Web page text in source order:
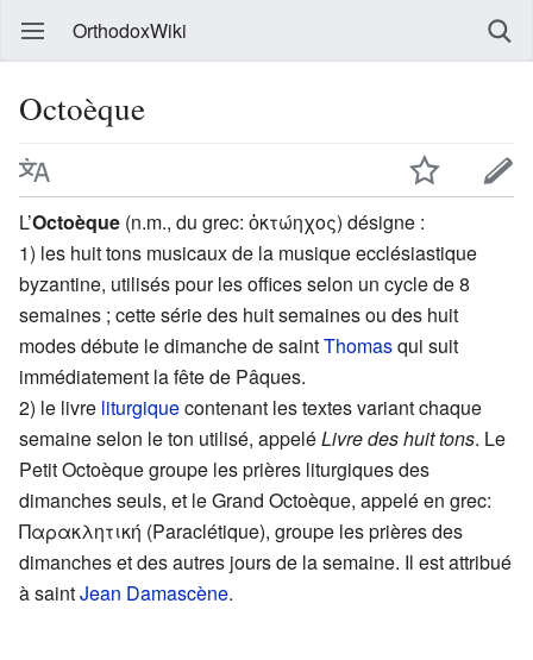
OrthodoxWiki
Octoèque
L’Octoèque (n.m., du grec: ὀκτώηχος) désigne :
1) les huit tons musicaux de la musique ecclésiastique
byzantine, utilisés pour les offices selon un cycle de 8
semaines ; cette série des huit semaines ou des huit
modes débute le dimanche de saintThomasqui suit
immédiatement la fête de Pâques.
2) le livre liturgiquecontenant les textes variant chaque
semaine selon le ton utilisé, appeléLivre des huit tons. Le
Petit Octoèque groupe les prières liturgiques des
dimanches seuls, et le Grand Octoèque, appelé en grec:
Παρακλητική (Paraclétique), groupe les prières des
dimanches et des autres jours de la semaine. Il est attribué
à saintJean Damascène.